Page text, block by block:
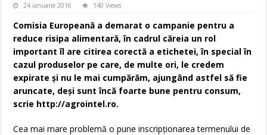
24 ianuarie 2016 140 Views
Comisia Europeană a demarat o campanie pentru a
reduce risipa alimentară, în cadrul căreia un rol
important îl are citirea corectă a etichetei, în special în
cazul produselor pe care, de multe ori, le credem
expirate şi nu le mai cumpărăm, ajungând astfel să fie
aruncate, deşi sunt încă foarte bune pentru consum,
scrie http://agrointel.ro.
Cea mai mare problemă o pune inscripţionarea termenului de